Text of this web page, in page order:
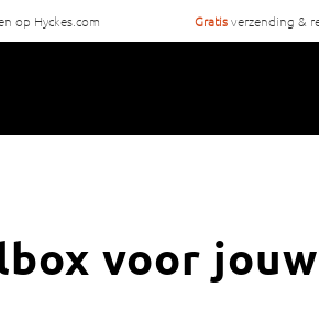
op Hyckes.com Gratisverzending &
voor